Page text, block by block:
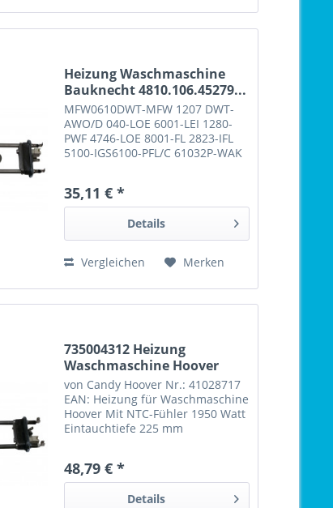
Heizung Waschmaschine
Bauknecht 4810.106.45279...
MFW0610DWT-MFW 1207 DWT-
AWO/D 040-LOE 6001-LEI 1280-
PWF 4746-LOE 8001-FL 2823-IFL
5100-IGS6100-PFL/C 61032P-WAK
WA STAR 75 EX-WA PLUS 624 TDI-
WA SENS XXL 814-SUPER ECO
35,11 € *
Details
Vergleichen Merken
735004312 Heizung
Waschmaschine Hoover
von Candy Hoover Nr.: 41028717
EAN: Heizung für Waschmaschine
Hoover Mit NTC-Fühler 1950 Watt
Eintauchtiefe 225 mm
48,79 € *
Details